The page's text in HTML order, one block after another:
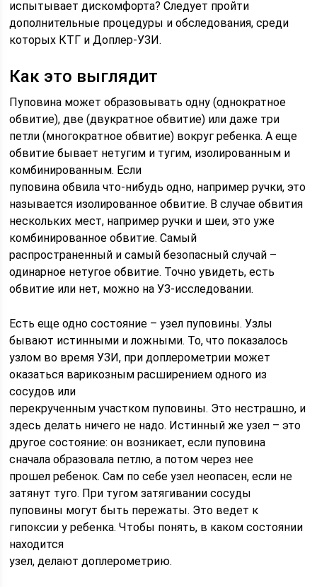
испытывает дискомфорта? Следует пройти
дополнительные процедуры и обследования, среди
которых КТГ и Доплер-УЗИ.
Как это выглядит
Пуповина может образовывать одну (однократное
обвитие), две (двукратное обвитие) или даже три
петли (многократное обвитие) вокруг ребенка. А еще
обвитие бывает нетугим и тугим, изолированным и
комбинированным. Если
пуповина обвила что-нибудь одно, например ручки, это
называется изолированное обвитие. В случае обвития
нескольких мест, например ручки и шеи, это уже
комбинированное обвитие. Самый
распространенный и самый безопасный случай –
одинарное нетугое обвитие. Точно увидеть, есть
обвитие или нет, можно на УЗ-исследовании.
Есть еще одно состояние – узел пуповины. Узлы
бывают истинными и ложными. То, что показалось
узлом во время УЗИ, при доплерометрии может
оказаться варикозным расширением одного из
сосудов или
перекрученным участком пуповины. Это нестрашно, и
здесь делать ничего не надо. Истинный же узел – это
другое состояние: он возникает, если пуповина
сначала образовала петлю, а потом через нее
прошел ребенок. Сам по себе узел неопасен, если не
затянут туго. При тугом затягивании сосуды
пуповины могут быть пережаты. Это ведет к
гипоксии у ребенка. Чтобы понять, в каком состоянии
находится
узел, делают доплерометрию.